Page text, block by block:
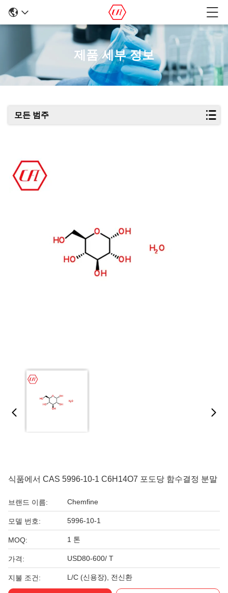
제품 세부 정보
모든 범주
식품에서 CAS 5996-10-1 C6H14O7 포도당 함수결정 분말
브랜드 이름: Chemfine
모델 번호: 5996-10-1
MOQ: 1 톤
가격: USD80-600/ T
지불 조건: L/C (신용장), 전신환